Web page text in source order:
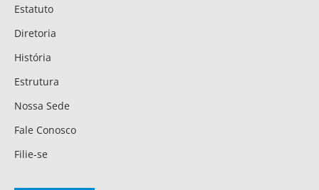
Estatuto
Diretoria
História
Estrutura
Nossa Sede
Fale Conosco
Filie-se